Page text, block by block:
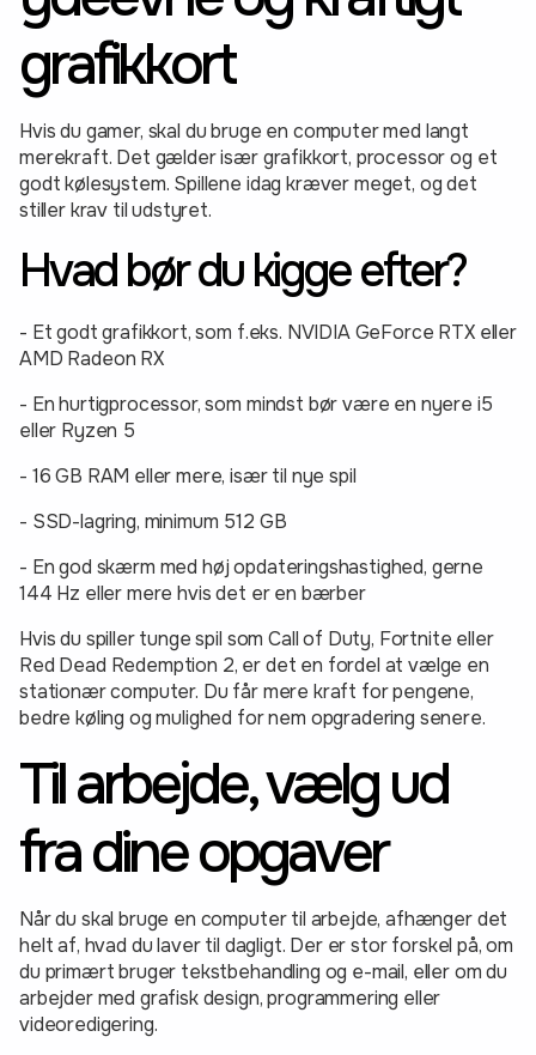
grafikkort
Hvis du gamer, skal du bruge en computer med langt
merekraft. Det gælder især grafikkort, processor og et
godt kølesystem. Spillene idag kræver meget, og det
stiller krav til udstyret.
Hvad bør du kigge efter?
- Et godt grafikkort, som f.eks. NVIDIA GeForce RTX eller
AMD Radeon RX
- En hurtigprocessor, som mindst bør være en nyere i5
eller Ryzen 5
- 16 GB RAM eller mere, især til nye spil
- SSD-lagring, minimum 512 GB
- En god skærm med høj opdateringshastighed, gerne
144 Hz eller mere hvis det er en bærber
Hvis du spiller tunge spil som Call of Duty, Fortnite eller
Red Dead Redemption 2, er det en fordel at vælge en
stationær computer. Du får mere kraft for pengene,
bedre køling og mulighed for nem opgradering senere.
Til arbejde, vælg ud
fra dine opgaver
Når du skal bruge en computer til arbejde, afhænger det
helt af, hvad du laver til dagligt. Der er stor forskel på, om
du primært bruger tekstbehandling og e-mail, eller om du
arbejder med grafisk design, programmering eller
videoredigering.